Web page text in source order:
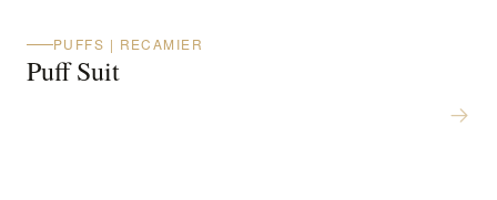
PUFFS | RECAMIER
Puff Suit